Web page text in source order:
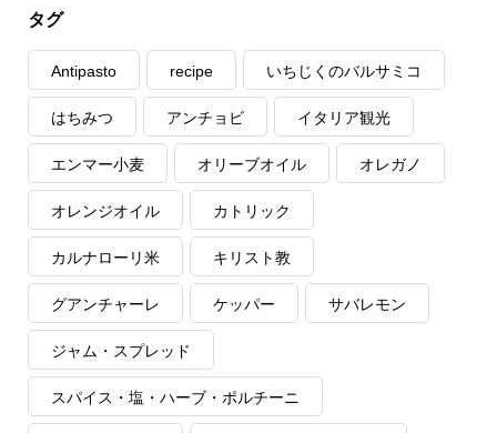
タグ
Antipasto recipe いちじくのバルサミコ
はちみつ アンチョビ イタリア観光
エンマー小麦 オリーブオイル オレガノ
オレンジオイル カトリック
カルナローリ米 キリスト教
グアンチャーレ ケッパー サバレモン
ジャム・スプレッド
スパイス・塩・ハーブ・ポルチーニ